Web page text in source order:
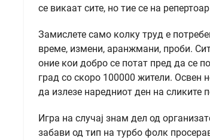
се викаат сите, но тие се на
Замислете само колку труд е
време, измени, аранжмани, проби.
оние кои добро се потат пред да се
град со скоро 100000 жители. Освен
да излезе наредниот ден на сликите
Игра на случај знам дел од
забави од тип на турбо фолк